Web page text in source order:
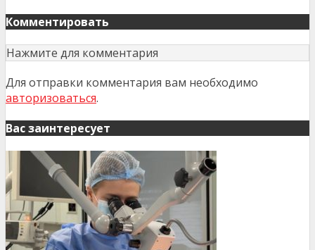
Комментировать
Нажмите для комментария
Для отправки комментария вам необходимо
авторизоваться.
Вас заинтересует